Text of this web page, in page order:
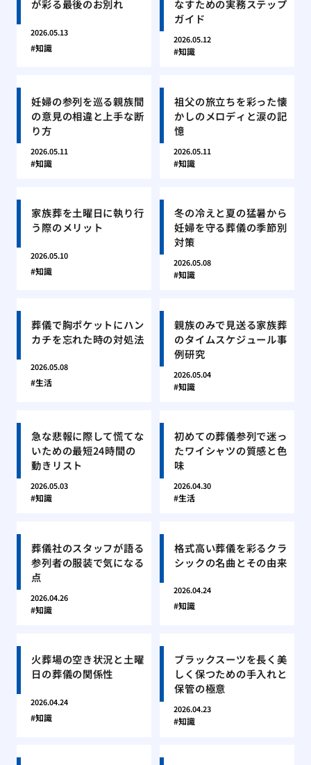
が彩る最後のお別れ
2026.05.13
知識
なすための実務ステップ
ガイド
2026.05.12
知識
妊婦の参列を巡る親族間
の意見の相違と上手な断
り方
2026.05.11
知識
祖父の旅立ちを彩った懐
かしのメロディと涙の記
憶
2026.05.11
知識
家族葬を土曜日に執り行
う際のメリット
2026.05.10
知識
冬の冷えと夏の猛暑から
妊婦を守る葬儀の季節別
対策
2026.05.08
知識
葬儀で胸ポケットにハン
カチを忘れた時の対処法
2026.05.08
生活
親族のみで見送る家族葬
のタイムスケジュール事
例研究
2026.05.04
知識
急な悲報に際して慌てな
いための最短24時間の
動きリスト
2026.05.03
知識
初めての葬儀参列で迷っ
たワイシャツの質感と色
味
2026.04.30
生活
葬儀社のスタッフが語る
参列者の服装で気になる
点
2026.04.26
知識
格式高い葬儀を彩るクラ
シックの名曲とその由来
2026.04.24
知識
火葬場の空き状況と土曜
日の葬儀の関係性
2026.04.24
知識
ブラックスーツを長く美
しく保つための手入れと
保管の極意
2026.04.23
知識